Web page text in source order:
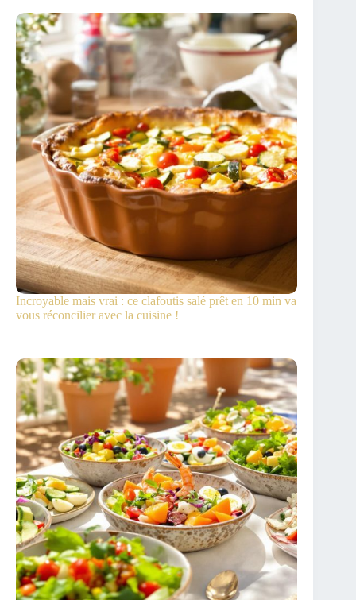
Incroyable mais vrai : ce clafoutis salé prêt en 10 min va
vous réconcilier avec la cuisine !